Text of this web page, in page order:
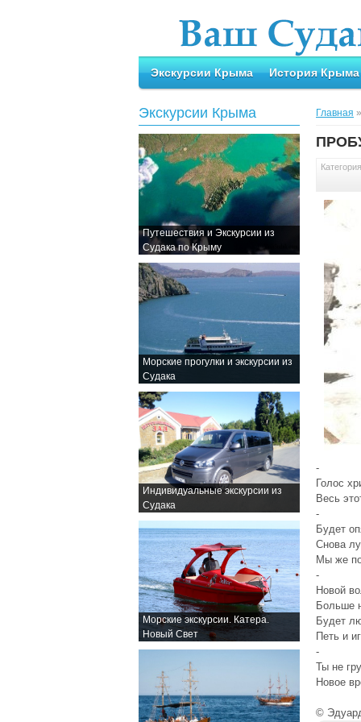
Экскурсии Крыма История Крыма
Экскурсии Крыма
Путешествия и Экскурсии из
Судака по Крыму
Морские прогулки и экскурсии из
Судака
Индивидуальные экскурсии из
Судака
Морские экскурсии. Катера.
Новый Свет
Главная
-
Голос
Весь
-
Будет
Снова
Мы же
-
Новой
Больше
Будет
Петь и
-
Ты не
Новое
©